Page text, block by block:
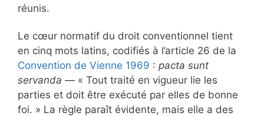
réunis.
Le cœur normatif du droit conventionnel tient
en cinq mots latins, codifiés à l’article 26 de la
Convention de Vienne 1969 : pacta sunt
servanda — « Tout traité en vigueur lie les
parties et doit être exécuté par elles de bonne
foi. » La règle paraît évidente, mais elle a des